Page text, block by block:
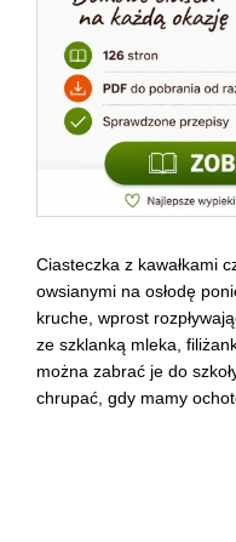
Ciasteczka z kawałkami
owsianymi na osłodę
kruche, wprost
ze szklanką mleka,
można zabrać je do
chrupać, gdy mamy